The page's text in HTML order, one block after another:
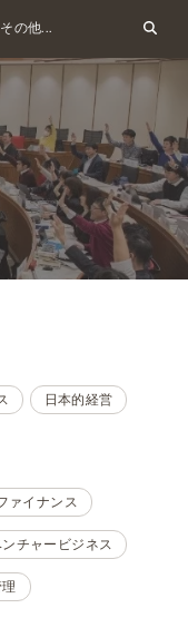
その他...
日本的経営
ァイナンス
ンチャービジネス